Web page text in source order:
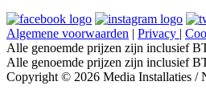
Algemene voorwaarden | Privacy |
Alle genoemde prijzen zijn inclusief
Alle genoemde prijzen zijn inclusief
Copyright © 2026 Media Installaties /